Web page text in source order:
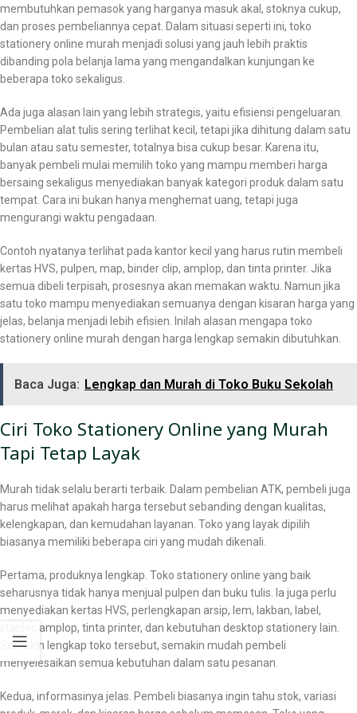
membutuhkan pemasok yang harganya masuk akal, stoknya cukup,
dan proses pembeliannya cepat. Dalam situasi seperti ini, toko
stationery online murah menjadi solusi yang jauh lebih praktis
dibanding pola belanja lama yang mengandalkan kunjungan ke
beberapa toko sekaligus.
Ada juga alasan lain yang lebih strategis, yaitu efisiensi pengeluaran.
Pembelian alat tulis sering terlihat kecil, tetapi jika dihitung dalam satu
bulan atau satu semester, totalnya bisa cukup besar. Karena itu,
banyak pembeli mulai memilih toko yang mampu memberi harga
bersaing sekaligus menyediakan banyak kategori produk dalam satu
tempat. Cara ini bukan hanya menghemat uang, tetapi juga
mengurangi waktu pengadaan.
Contoh nyatanya terlihat pada kantor kecil yang harus rutin membeli
kertas HVS, pulpen, map, binder clip, amplop, dan tinta printer. Jika
semua dibeli terpisah, prosesnya akan memakan waktu. Namun jika
satu toko mampu menyediakan semuanya dengan kisaran harga yang
jelas, belanja menjadi lebih efisien. Inilah alasan mengapa toko
stationery online murah dengan harga lengkap semakin dibutuhkan.
Baca Juga: Lengkap dan Murah di Toko Buku Sekolah
Ciri Toko Stationery Online yang Murah
Tapi Tetap Layak
Murah tidak selalu berarti terbaik. Dalam pembelian ATK, pembeli juga
harus melihat apakah harga tersebut sebanding dengan kualitas,
kelengkapan, dan kemudahan layanan. Toko yang layak dipilih
biasanya memiliki beberapa ciri yang mudah dikenali.
Pertama, produknya lengkap. Toko stationery online yang baik
seharusnya tidak hanya menjual pulpen dan buku tulis. Ia juga perlu
menyediakan kertas HVS, perlengkapan arsip, lem, lakban, label,
stapler, amplop, tinta printer, dan kebutuhan desktop stationery lain.
Semakin lengkap toko tersebut, semakin mudah pembeli
menyelesaikan semua kebutuhan dalam satu pesanan.
Kedua, informasinya jelas. Pembeli biasanya ingin tahu stok, variasi